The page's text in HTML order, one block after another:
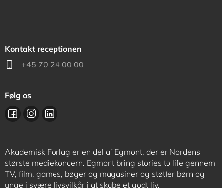
Kontakt receptionen
+45 70 24 00 00
Følg os
Akademisk Forlag er en del af Egmont, der er Nordens
største mediekoncern. Egmont bring stories to life gennem
TV, film, games, bøger og magasiner og støtter børn og
unge i svære livsvilkår i at skabe et godt liv.